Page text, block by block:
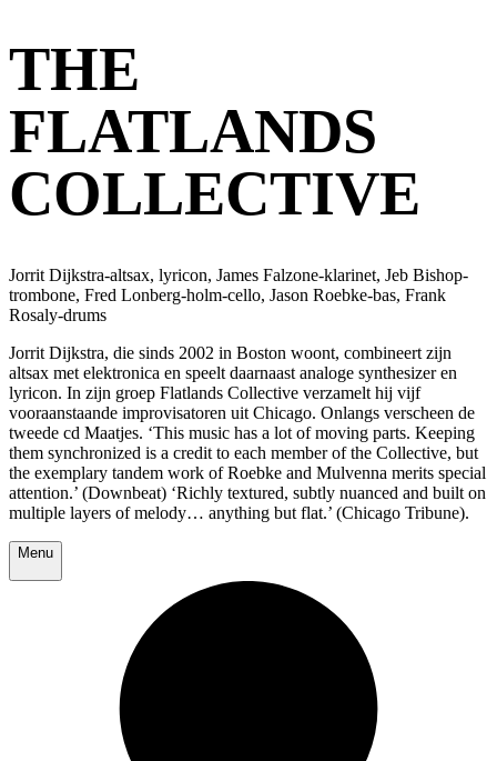
THE
FLATLANDS
COLLECTIVE
Jorrit Dijkstra-altsax, lyricon, James Falzone-klarinet, Jeb Bishop-
trombone, Fred Lonberg-holm-cello, Jason Roebke-bas, Frank
Rosaly-drums
Jorrit Dijkstra, die sinds 2002 in Boston woont, combineert zijn
altsax met elektronica en speelt daarnaast analoge synthesizer en
lyricon. In zijn groep Flatlands Collective verzamelt hij vijf
vooraanstaande improvisatoren uit Chicago. Onlangs verscheen de
tweede cd Maatjes. ‘This music has a lot of moving parts. Keeping
them synchronized is a credit to each member of the Collective, but
the exemplary tandem work of Roebke and Mulvenna merits special
attention.’ (Downbeat) ‘Richly textured, subtly nuanced and built on
multiple layers of melody… anything but flat.’ (Chicago Tribune).
Menu